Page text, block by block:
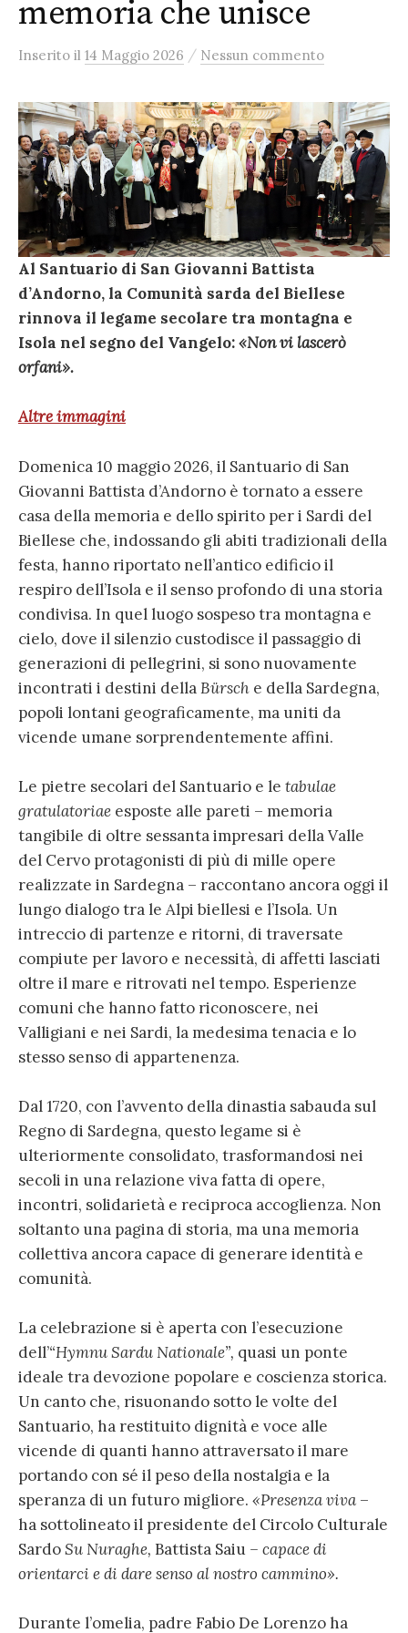
memoria che unisce
Inserito il 14 Maggio 2026 / Nessun commento
Al Santuario di San Giovanni Battista
d’Andorno, la Comunità sarda del Biellese
rinnova il legame secolare tra montagna e
Isola nel segno del Vangelo:«Non vi lascerò
orfani».
Altre immagini
Domenica 10 maggio 2026, il Santuario di San
Giovanni Battista d’Andorno è tornato a essere
casa della memoria e dello spirito per i Sardi del
Biellese che, indossando gli abiti tradizionali della
festa, hanno riportato nell’antico edificio il
respiro dell’Isola e il senso profondo di una storia
condivisa. In quel luogo sospeso tra montagna e
cielo, dove il silenzio custodisce il passaggio di
generazioni di pellegrini, si sono nuovamente
incontrati i destini dellaBürsch e della Sardegna,
popoli lontani geograficamente, ma uniti da
vicende umane sorprendentemente affini.
Le pietre secolari del Santuario e le tabulae
gratulatoriae esposte alle pareti – memoria
tangibile di oltre sessanta impresari della Valle
del Cervo protagonisti di più di mille opere
realizzate in Sardegna – raccontano ancora oggi il
lungo dialogo tra le Alpi biellesi e l’Isola. Un
intreccio di partenze e ritorni, di traversate
compiute per lavoro e necessità, di affetti lasciati
oltre il mare e ritrovati nel tempo. Esperienze
comuni che hanno fatto riconoscere, nei
Valligiani e nei Sardi, la medesima tenacia e lo
stesso senso di appartenenza.
Dal 1720, con l’avvento della dinastia sabauda sul
Regno di Sardegna, questo legame si è
ulteriormente consolidato, trasformandosi nei
secoli in una relazione viva fatta di opere,
incontri, solidarietà e reciproca accoglienza. Non
soltanto una pagina di storia, ma una memoria
collettiva ancora capace di generare identità e
comunità.
La celebrazione si è aperta con l’esecuzione
dell’“Hymnu Sardu Nationale”, quasi un ponte
ideale tra devozione popolare e coscienza storica.
Un canto che, risuonando sotto le volte del
Santuario, ha restituito dignità e voce alle
vicende di quanti hanno attraversato il mare
portando con sé il peso della nostalgia e la
speranza di un futuro migliore. «Presenza viva –
ha sottolineato il presidente del Circolo Culturale
SardoSu Nuraghe, Battista Saiu – capace di
orientarci e di dare senso al nostro cammino».
Durante l’omelia, padre Fabio De Lorenzo ha